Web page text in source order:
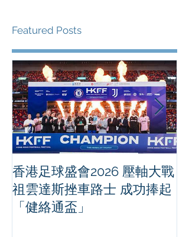
Featured Posts
香港足球盛會2026 壓軸大戰
祖雲達斯挫車路士 成功捧起
「健絡通盃」